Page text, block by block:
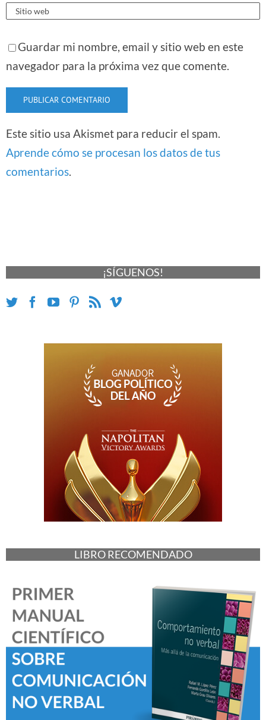
Guardar mi nombre, email y sitio web en este
navegador para la próxima vez que comente.
Este sitio usa Akismet para reducir el spam.
Aprende cómo se procesan los datos de tus
comentarios.
¡SÍGUENOS!
LIBRO RECOMENDADO